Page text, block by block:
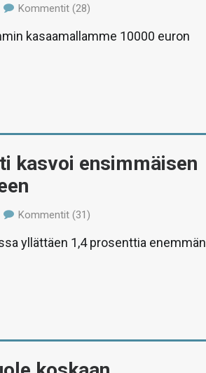
Kommentit (28)
kasaamallamme 10000 euron
kasvoi ensimmäisen
Kommentit (31)
yllättäen 1,4 prosenttia enemmän